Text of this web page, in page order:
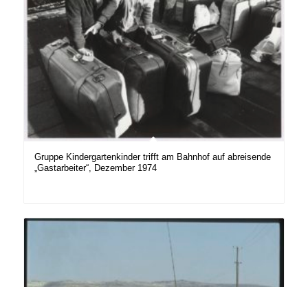
Gruppe Kindergartenkinder trifft am Bahnhof auf abreisende
„Gastarbeiter“, Dezember 1974